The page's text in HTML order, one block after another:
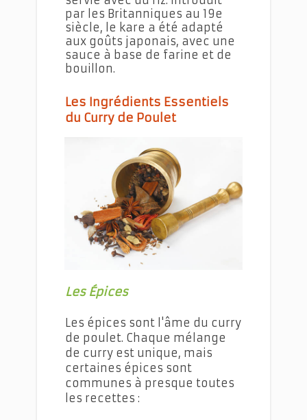
par les Britanniques au 19e
siècle, le kare a été adapté
aux goûts japonais, avec une
sauce à base de farine et de
bouillon.
Les Ingrédients Essentiels
du Curry de Poulet
Curry de Poulet : Une Recette Pleine de Saveurs
Les Épices
Les épices sont l'âme du curry
de poulet. Chaque mélange
de curry est unique, mais
certaines épices sont
communes à presque toutes
les recettes :